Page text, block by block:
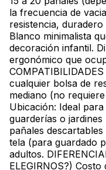
la frecuencia de
resistencia,
Blanco minimalista
decoración infantil.
ergonómico que
cualquier bolsa de
mediano (no
Ubicación: Ideal
guarderías o
pañales
tela (para guardado
adultos.
ELEGIRNOS?)